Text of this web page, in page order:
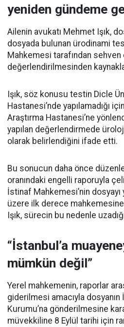
yeniden gündeme
Ailenin avukatı Mehmet Işık,
dosyada bulunan ürodinami
Mahkemesi tarafından
değerlendirilmesinden
Işık, söz konusu testin Dicle
Hastanesi’nde yapılamadığı
Araştırma Hastanesi’ne
yapılan değerlendirmede
olarak belirlendiğini ifade etti.
Bu sonucun daha önce
oranındaki engelli raporuyla
İstinaf Mahkemesi’nin
üzere ilk derece
Işık, sürecin bu nedenle
“İstanbul’a
mümkün değil”
Yerel mahkemenin, raporlar
giderilmesi amacıyla dosyanın
Kurumu’na gönderilmesine
müvekkiline 8 Eylül tarihi için